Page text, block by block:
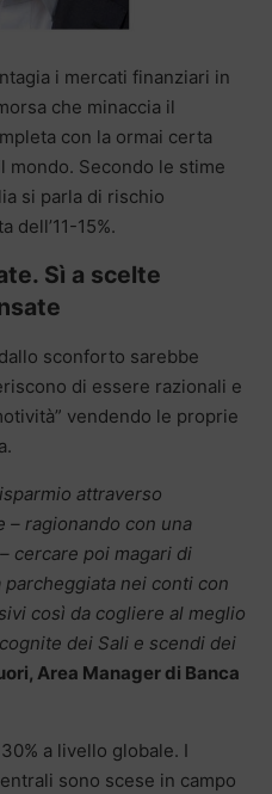
i mercati finanziari in
che minaccia il
con la ormai certa
mondo. Secondo le stime
si parla di rischio
dell’11-15%.
Sì a scelte
sconforto sarebbe
di essere razionali e
vendendo le proprie
attraverso
– ragionando con una
cercare poi magari di
nei conti con
così da cogliere al meglio
dei Sali e scendi dei
Area Manager di Banca
a livello globale. I
sono scese in campo